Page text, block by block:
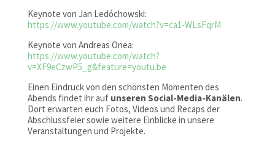
Keynote von Jan Ledóchowski:
https://www.youtube.com/watch?v=ca1-WLsFqrM
Keynote von Andreas Onea:
https://www.youtube.com/watch?
v=XF9eCzwP5_g&feature=youtu.be
Einen Eindruck von den schönsten Momenten des
Abends findet ihr auf unseren Social-Media-Kanälen.
Dort erwarten euch Fotos, Videos und Recaps der
Abschlussfeier sowie weitere Einblicke in unsere
Veranstaltungen und Projekte.